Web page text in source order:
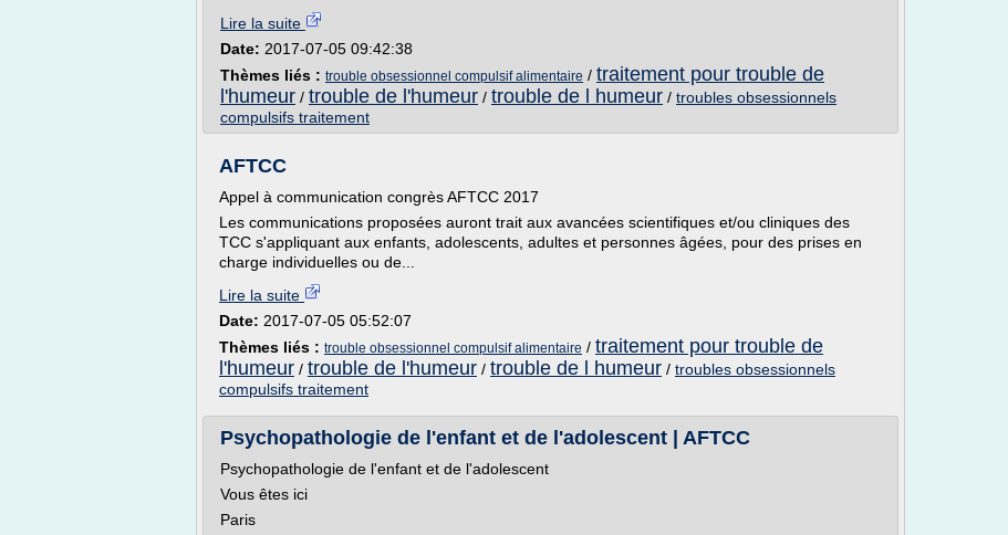
Lire la suite
Date: 2017-07-05 09:42:38
Thèmes liés : trouble obsessionnel compulsif alimentaire / traitement pour trouble de
l'humeur / trouble de l'humeur / trouble de l humeur / troubles obsessionnels
compulsifs traitement
AFTCC
Appel à communication congrès AFTCC 2017
Les communications proposées auront trait aux avancées scientifiques et/ou cliniques des
TCC s'appliquant aux enfants, adolescents, adultes et personnes âgées, pour des prises en
charge individuelles ou de...
Lire la suite
Date: 2017-07-05 05:52:07
Thèmes liés : trouble obsessionnel compulsif alimentaire / traitement pour trouble de
l'humeur / trouble de l'humeur / trouble de l humeur / troubles obsessionnels
compulsifs traitement
Psychopathologie de l'enfant et de l'adolescent | AFTCC
Psychopathologie de l'enfant et de l'adolescent
Vous êtes ici
Paris